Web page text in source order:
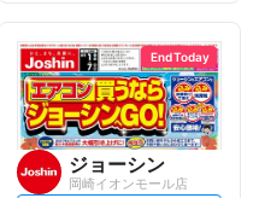
l
o
w
End Today
ジョーシン
岡崎イオンモール店